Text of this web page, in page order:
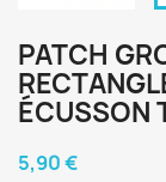
PATCH
ÉCUSSON
5,90 €